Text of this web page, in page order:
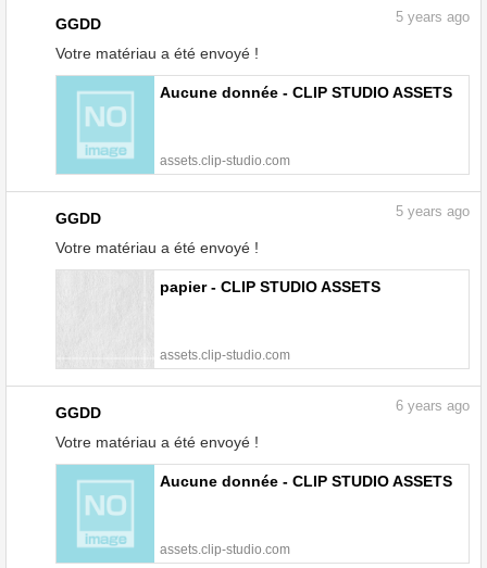
GGDD
Votre matériau a été envoyé !
5 years ago
Aucune donnée - CLIP STUDIO ASSETS
assets.clip-studio.com
GGDD
Votre matériau a été envoyé !
5 years ago
papier - CLIP STUDIO ASSETS
assets.clip-studio.com
GGDD
Votre matériau a été envoyé !
6 years ago
Aucune donnée - CLIP STUDIO ASSETS
assets.clip-studio.com